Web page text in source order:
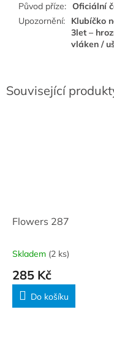
Související
Flowers 287
Skladem (2 ks)
285 Kč
Do košíku
Původ příze: Oficiální
Upozornění:
Klubíčko
3let –
vláken /